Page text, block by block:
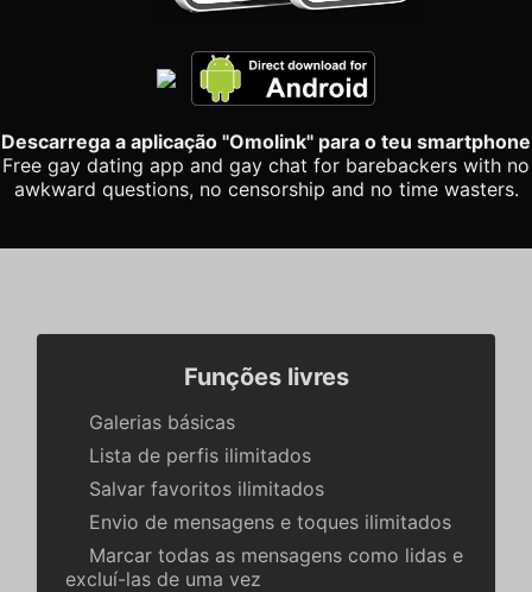
Descarrega a aplicação "Omolink" para o teu smartphone
Free gay dating app and gay chat for barebackers with no
awkward questions, no censorship and no time wasters.
Funções livres
Galerias básicas
Lista de perfis ilimitados
Salvar favoritos ilimitados
Envio de mensagens e toques ilimitados
Marcar todas as mensagens como lidas e
excluí-las de uma vez